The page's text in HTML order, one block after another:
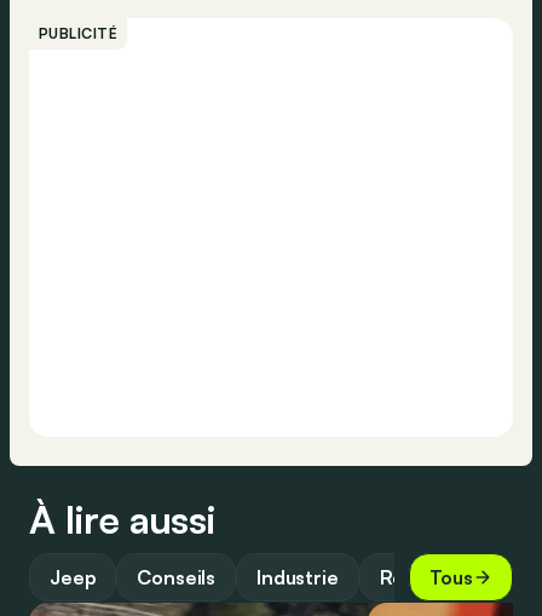
PUBLICITÉ
À lire aussi
Jeep Conseils Industrie RetroTous